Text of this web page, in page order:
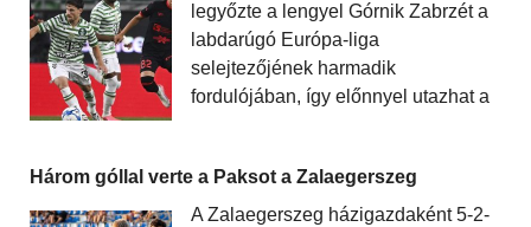
legyőzte a lengyel Górnik Zabrzét a
labdarúgó Európa-liga
selejtezőjének harmadik
fordulójában, így előnnyel utazhat a
Három góllal verte a Paksot a Zalaegerszeg
A Zalaegerszeg házigazdaként 5-2-